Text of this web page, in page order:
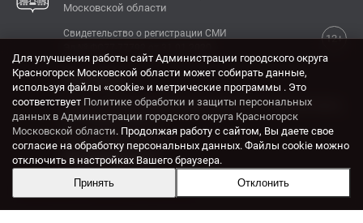
Московской области
12+
Свидетельство о регистрации СМИ
КОНТАКТЫ
Адрес: 143404, Московская область, г. Красногорск,
ул. Ленина, дом 4.
Электронная почта:
krasrn@mosreg.ru
Разработка и поддержка сайта ADN
Для улучшения работы сайт Администрации городского округа
Красногорск Московской области может собирать данные,
используя файлы «cookie» и метрические программы . Это
соответствует Политике обработки и защиты персональных
данных в Администрации городского округа Красногорск
Московской области. Продолжая работу с сайтом, Вы даете свое
согласие на обработку персональных данных. Файлы cookie можно
отключить в настройках Вашего браузера.
Принять
Отклонить